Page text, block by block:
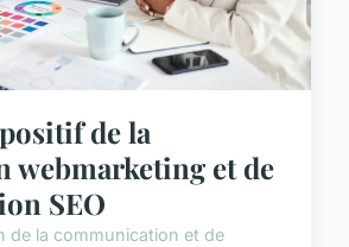
de la
webmarketing et de
SEO
de la communication et de